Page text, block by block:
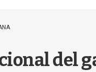
del